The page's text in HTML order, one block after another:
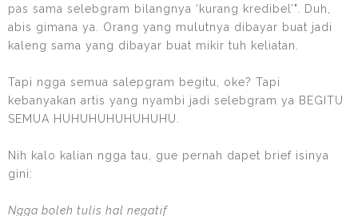
pas sama selebgram bilangnya ‘kurang kredibel’". Duh,
abis gimana ya. Orang yang mulutnya dibayar buat jadi
kaleng sama yang dibayar buat mikir tuh keliatan.
Tapi ngga semua salepgram begitu, oke? Tapi
kebanyakan artis yang nyambi jadi selebgram ya BEGITU
SEMUA HUHUHUHUHUHUHU.
Nih kalo kalian ngga tau, gue pernah dapet brief isinya
gini:
Ngga boleh tulis hal negatif